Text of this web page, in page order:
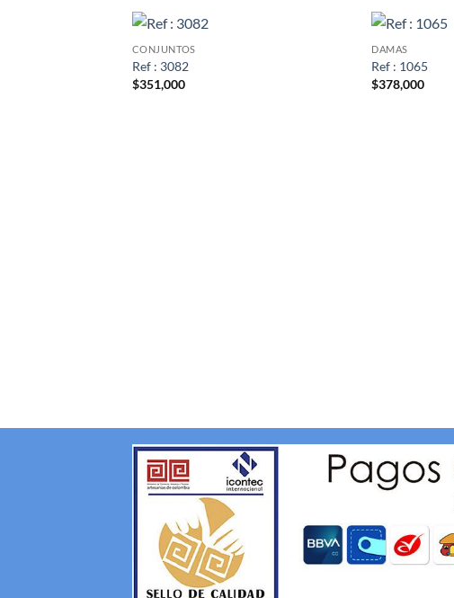
CONJUNTOS
Ref : 3082
$351,000
DAMAS
Ref : 1065
$378,000